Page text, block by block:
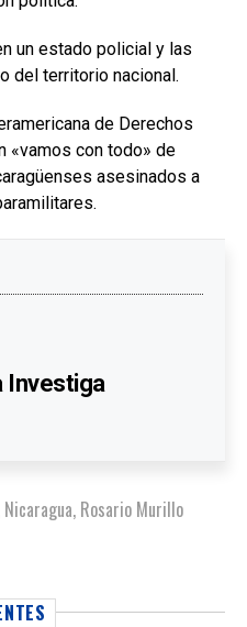
un estado policial y las
del territorio nacional.
de Derechos
«vamos con todo» de
asesinados a
Investiga
Nicaragua, Rosario Murillo